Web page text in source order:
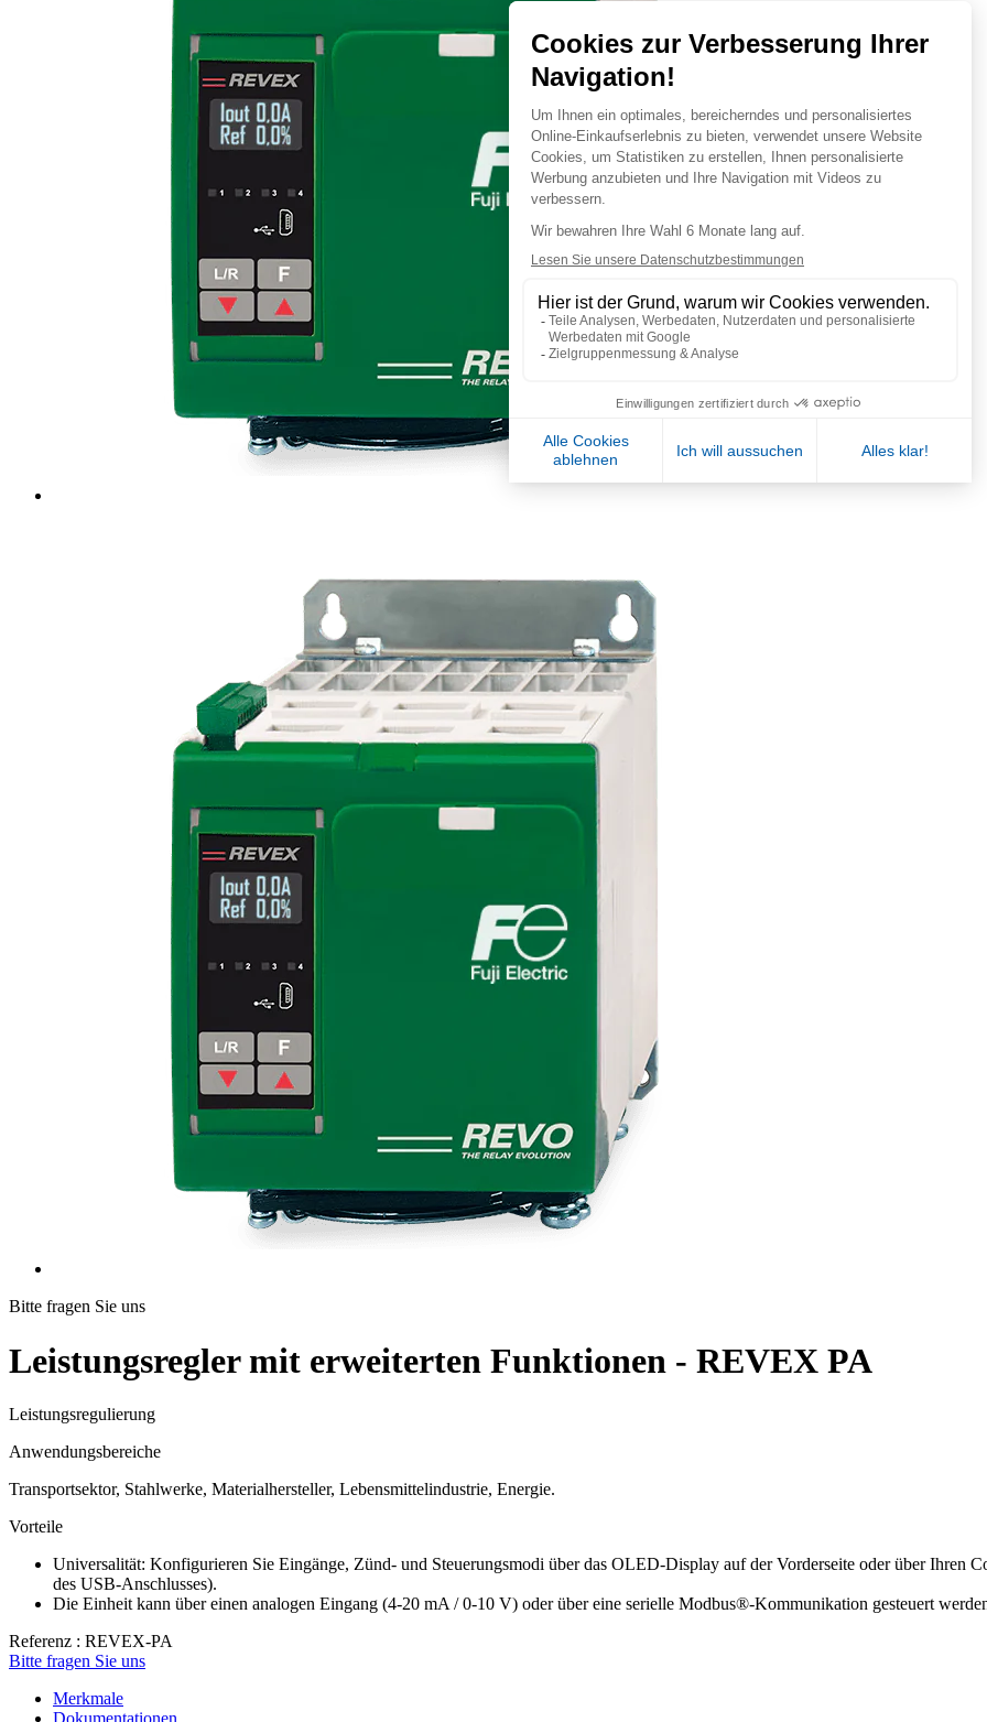
Bitte fragen Sie uns
Leistungsregler mit erweiterten Funktionen - REVEX PA
Leistungsregulierung
Anwendungsbereiche
Transportsektor, Stahlwerke, Materialhersteller, Lebensmittelindustrie, Energie.
Vorteile
Universalität: Konfigurieren Sie Eingänge, Zünd- und Steuerungsmodi über das OLED-Display auf der Vorderseite oder über Ihren
des USB-Anschlusses).
Die Einheit kann über einen analogen Eingang (4-20 mA / 0-10 V) oder über eine serielle Modbus®-Kommunikation gesteuert
Referenz : REVEX-PA
Bitte fragen Sie uns
Merkmale